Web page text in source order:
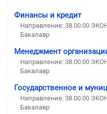
Финансы и кредит
Направление: 38.00.00
Бакалавр
Менеджмент
Направление: 38.00.00
Бакалавр
Государственное и
Направление: 38.00.00
Бакалавр